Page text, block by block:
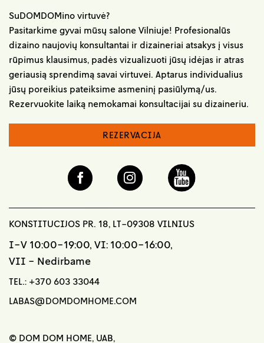
SuDOMDOMino virtuvė?
Pasitarkime gyvai mūsų salone Vilniuje! Profesionalūs
dizaino naujovių konsultantai ir dizaineriai atsakys į visus
rūpimus klausimus, padės vizualizuoti jūsų idėjas ir atras
geriausią sprendimą savai virtuvei. Aptarus individualius
jūsų poreikius pateiksime asmeninį pasiūlymą/us.
Rezervuokite laiką nemokamai konsultacijai su dizaineriu.
REZERVACIJA
KONSTITUCIJOS PR. 18, LT-09308 VILNIUS
I-V 10:00-19:00, VI: 10:00-16:00,
VII - Nedirbame
TEL.: +370 603 33044
LABAS@DOMDOMHOME.COM
© DOM DOM HOME, UAB,